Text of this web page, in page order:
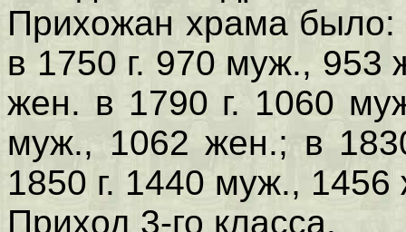
Прихожан храма было:
в 1750 г. 970 муж., 953
жен. в 1790 г. 1060
муж., 1062 жен.; в
1850 г. 1440 муж., 1456
Приход 3-го класса.